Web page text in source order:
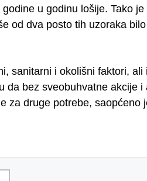
u godinu lošije. Tako
od dva posto tih uzoraka
sanitarni i okolišni faktori, ali
da bez sveobuhvatne akcije
za druge potrebe, saopćeno